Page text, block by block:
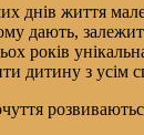
днів життя
дають,
років
дитину з усім